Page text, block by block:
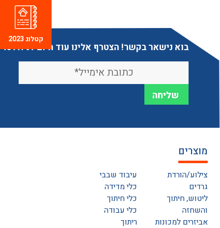
בוא נישאר בקשר! הצטרף אלינו עוד היום לניוזלטר
מוצרים
צילוע/הורדת
גרדים
ליטוש, חיתוך
והשחזה
אביזרים למכונות
עיבוד שבבי
כלי מדידה
כלי חיתוך
כלי עבודה
ריתוך
קטלוג 2023